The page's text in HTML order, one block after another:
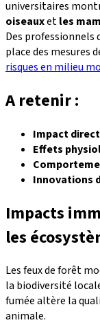
universitaires
oiseauxetles
Des
place des mesures
risques en milieu
A retenir :
Impact direct
Effets
Innovations
Impacts
les
Les feux de forêt
la biodiversité
fumée altère la
animale.